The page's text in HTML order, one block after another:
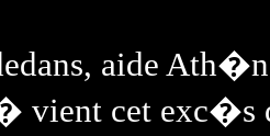
aide
vient cet